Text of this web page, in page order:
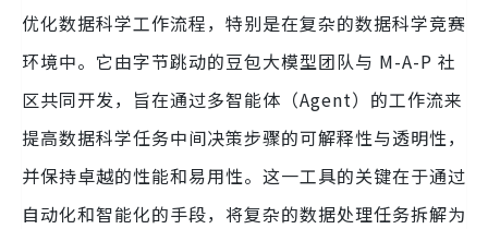
优化数据科学工作流程，特别是在复杂的数据科学竞赛
环境中。它由字节跳动的豆包大模型团队与 M-A-P 社
区共同开发，旨在通过多智能体（Agent）的工作流来
提高数据科学任务中间决策步骤的可解释性与透明性，
并保持卓越的性能和易用性。这一工具的关键在于通过
自动化和智能化的手段，将复杂的数据处理任务拆解为